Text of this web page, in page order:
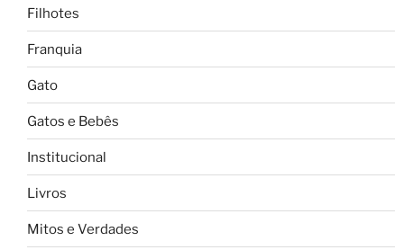
Filhotes
Franquia
Gato
Gatos e Bebês
Institucional
Livros
Mitos e Verdades